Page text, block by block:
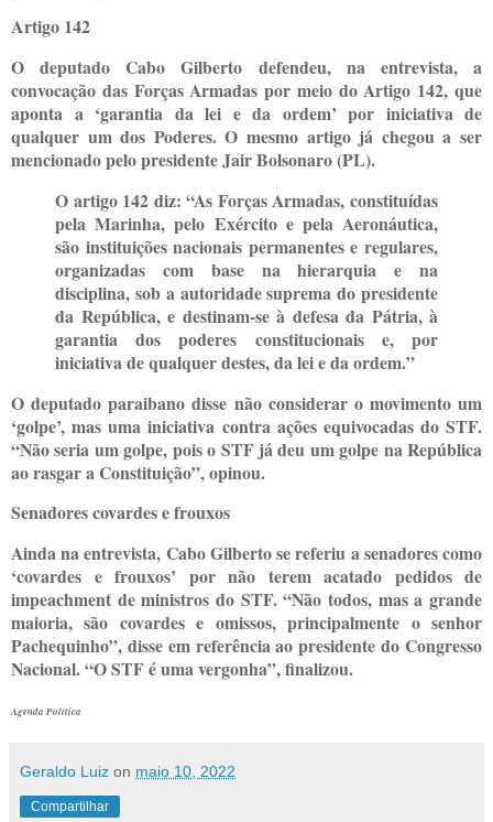
Artigo 142
O deputado Cabo Gilberto defendeu, na entrevista, a
convocação das Forças Armadas por meio do Artigo 142, que
aponta a ‘garantia da lei e da ordem’ por iniciativa de
qualquer um dos Poderes. O mesmo artigo já chegou a ser
mencionado pelo presidente Jair Bolsonaro (PL).
O artigo 142 diz: “As Forças Armadas, constituídas
pela Marinha, pelo Exército e pela Aeronáutica,
são instituições nacionais permanentes e regulares,
organizadas com base na hierarquia e na
disciplina, sob a autoridade suprema do presidente
da República, e destinam-se à defesa da Pátria, à
garantia dos poderes constitucionais e, por
iniciativa de qualquer destes, da lei e da ordem.”
O deputado paraibano disse não considerar o movimento um
‘golpe’, mas uma iniciativa contra ações equivocadas do STF.
“Não seria um golpe, pois o STF já deu um golpe na República
ao rasgar a Constituição”, opinou.
Senadores covardes e frouxos
Ainda na entrevista, Cabo Gilberto se referiu a senadores como
‘covardes e frouxos’ por não terem acatado pedidos de
impeachment de ministros do STF. “Não todos, mas a grande
maioria, são covardes e omissos, principalmente o senhor
Pachequinho”, disse em referência ao presidente do Congresso
Nacional. “O STF é uma vergonha”, finalizou.
Agenda Política
Geraldo Luiz on maio 10, 2022
Compartilhar